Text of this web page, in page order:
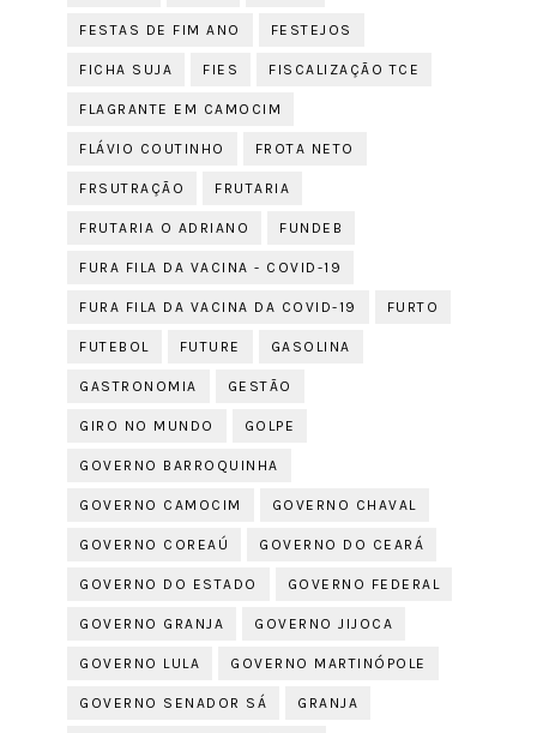
FESTAS DE FIM ANO FESTEJOS
FICHA SUJA FIES FISCALIZAÇÃO TCE
FLAGRANTE EM CAMOCIM
FLÁVIO COUTINHO FROTA NETO
FRSUTRAÇÃO FRUTARIA
FRUTARIA O ADRIANO FUNDEB
FURA FILA DA VACINA - COVID-19
FURA FILA DA VACINA DA COVID-19 FURTO
FUTEBOL FUTURE GASOLINA
GASTRONOMIA GESTÃO
GIRO NO MUNDO GOLPE
GOVERNO BARROQUINHA
GOVERNO CAMOCIM GOVERNO CHAVAL
GOVERNO COREAÚ GOVERNO DO CEARÁ
GOVERNO DO ESTADO GOVERNO FEDERAL
GOVERNO GRANJA GOVERNO JIJOCA
GOVERNO LULA GOVERNO MARTINÓPOLE
GOVERNO SENADOR SÁ GRANJA